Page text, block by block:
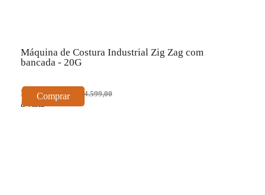
Máquina de Costura Industrial Zig Zag com
bancada - 20G
R$ 4.139,10 R$ 4.599,00
à vista
Comprar